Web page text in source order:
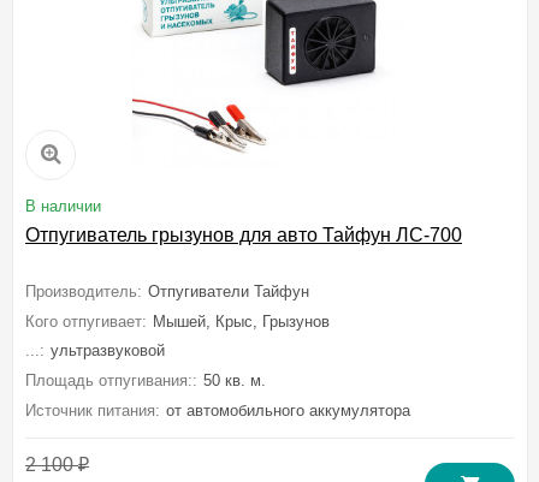
В наличии
Отпугиватель грызунов для авто Тайфун ЛС-700
Производитель: Отпугиватели Тайфун
Кого отпугивает: Мышей, Крыс, Грызунов
...: ультразвуковой
Площадь отпугивания:: 50 кв. м.
Источник питания: от автомобильного аккумулятора
2 100₽